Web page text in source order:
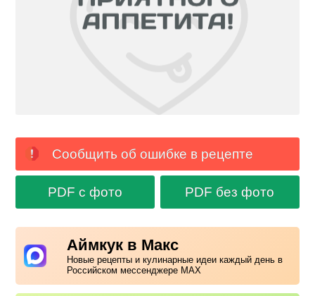
Сообщить об ошибке в рецепте
PDF с фото PDF без фото
Аймкук в Макс
Новые рецепты и кулинарные идеи каждый день в
Российском мессенджере MAX